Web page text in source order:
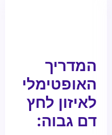
המדריך
האופטימלי
לאיזון לחץ
דם גבוה: